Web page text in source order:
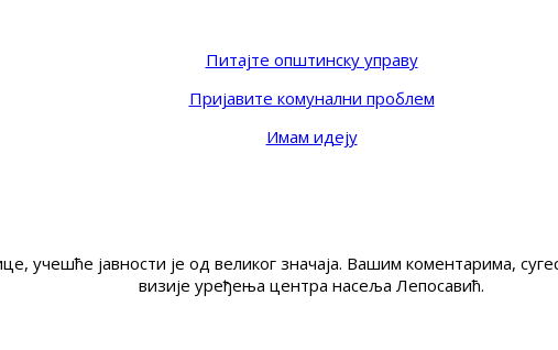
Питајте општинску управу
Пријавите комунални проблем
Имам идеју
учешће јавности је од великог значаја. Вашим коментарима,
визије уређења центра насеља Лепосавић.